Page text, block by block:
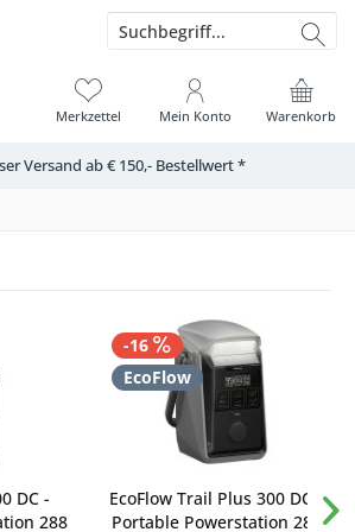
Versand ab € 150,- Bestellwert *
Warenkorb
Merkzettel Mein Konto
DC -
288
-16
EcoFlow
EcoFlow Trail Plus 300 DC -
Portable Powerstation 288